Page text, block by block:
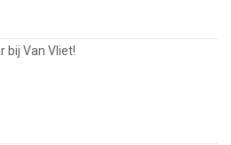
bij Van Vliet!